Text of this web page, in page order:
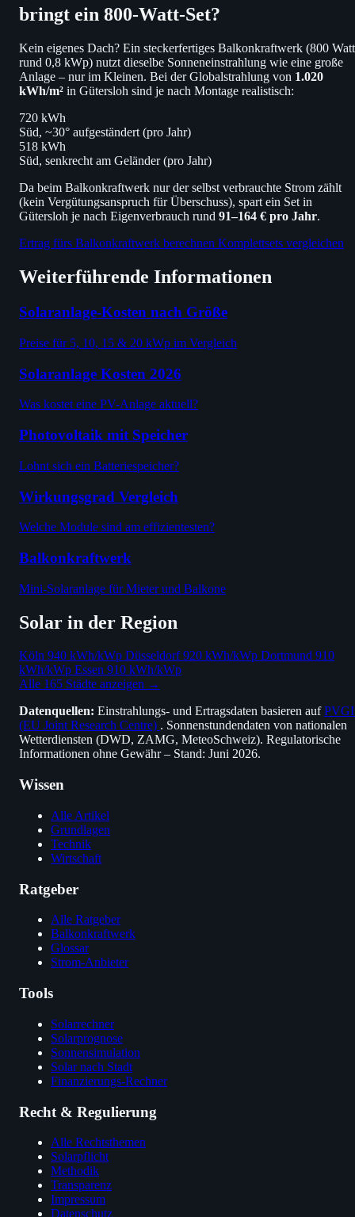
bringt ein 800-Watt-Set?
Kein eigenes Dach? Ein steckerfertiges Balkonkraftwerk (800
rund 0,8 kWp) nutzt dieselbe Sonneneinstrahlung wie eine große
Anlage – nur im Kleinen. Bei der Globalstrahlung von 1.020
kWh/m² in Gütersloh sind je nach Montage realistisch:
720 kWh
Süd, ~30° aufgeständert (pro Jahr)
518 kWh
Süd, senkrecht am Geländer (pro Jahr)
Da beim Balkonkraftwerk nur der selbst verbrauchte Strom zählt
(kein Vergütungsanspruch für Überschuss), spart ein Set in
Gütersloh je nach Eigenverbrauch rund 91–164 € pro Jahr.
Ertrag fürs Balkonkraftwerk berechnen Komplettsets vergleichen
Weiterführende Informationen
Solaranlage-Kosten nach Größe
Preise für 5, 10, 15 & 20 kWp im Vergleich
Solaranlage Kosten 2026
Was kostet eine PV-Anlage aktuell?
Photovoltaik mit Speicher
Lohnt sich ein Batteriespeicher?
Wirkungsgrad Vergleich
Welche Module sind am effizientesten?
Balkonkraftwerk
Mini-Solaranlage für Mieter und Balkone
Solar in der Region
Köln 940 kWh/kWp Düsseldorf 920 kWh/kWp Dortmund 910
kWh/kWp Essen 910 kWh/kWp
Alle 165 Städte anzeigen →
Datenquellen: Einstrahlungs- und Ertragsdaten basieren auf
(EU Joint Research Centre) . Sonnenstundendaten von nationalen
Wetterdiensten (DWD, ZAMG, MeteoSchweiz). Regulatorische
Informationen ohne Gewähr – Stand: Juni 2026.
Wissen
Alle Artikel
Grundlagen
Technik
Wirtschaft
Ratgeber
Alle Ratgeber
Balkonkraftwerk
Glossar
Strom-Anbieter
Tools
Solarrechner
Solarprognose
Sonnensimulation
Solar nach Stadt
Finanzierungs-Rechner
Recht & Regulierung
Alle Rechtsthemen
Solarpflicht
Methodik
Transparenz
Impressum
Datenschutz